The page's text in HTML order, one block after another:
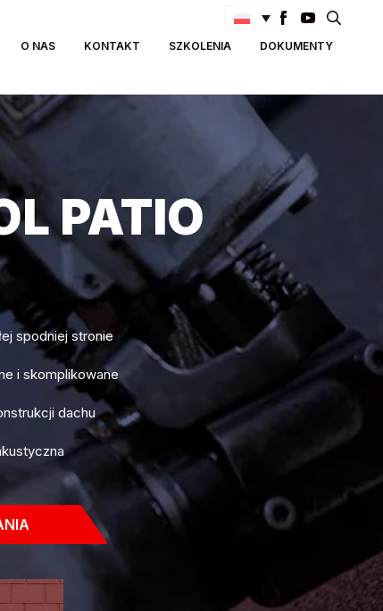
Search
O NAS KONTAKT SZKOLENIA DOKUMENTY
PATIO
spodniej stronie
i skomplikowane
dachu